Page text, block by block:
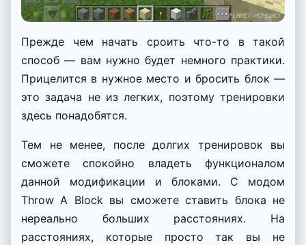
Прежде чем начать сроить что-то в такой
способ — вам нужно будет немного практики.
Прицелится в нужное место и бросить блок —
это задача не из легких, поэтому тренировки
здесь понадобятся.
Тем не менее, после долгих тренировок вы
сможете спокойно владеть функционалом
данной модификации и блоками. С модом
Throw A Block вы сможете ставить блока не
нереально больших расстояниях. На
расстояниях, которые просто так вы не